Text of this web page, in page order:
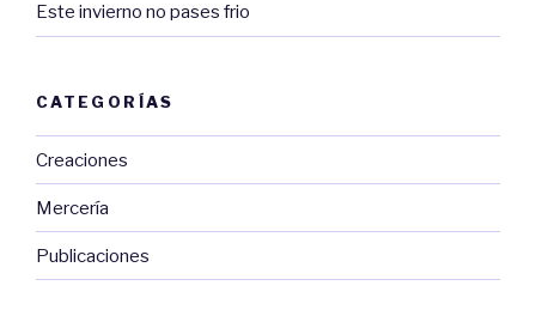
Este invierno no pases frio
CATEGORÍAS
Creaciones
Mercería
Publicaciones